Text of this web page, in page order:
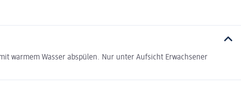
warmem Wasser abspülen. Nur unter Aufsicht Erwachsener